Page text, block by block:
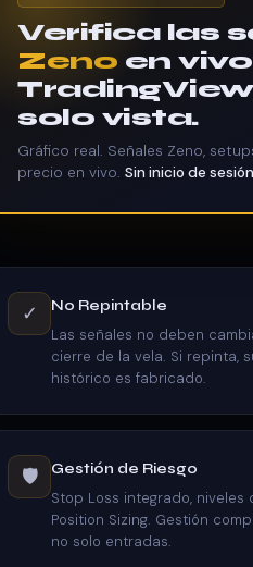
Verifica las
Zeno en
solo vista.
Gráfico real. Señales Zeno,
precio en vivo. Sin inicio de
✓
No Repintable
Las señales no deben
cierre de la vela. Si repinta,
histórico es fabricado.
🛡️
Gestión de Riesgo
Stop Loss integrado, niveles
Position Sizing. Gestión
no solo entradas.